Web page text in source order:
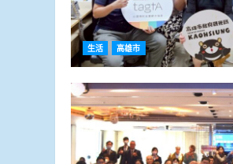
生活 高雄市